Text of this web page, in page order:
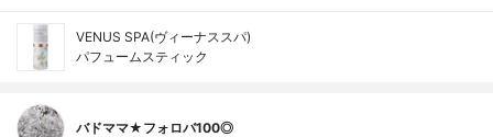
VENUS SPA(ヴィーナススパ)
パフュームスティック
バドママ★フォロバ100◎